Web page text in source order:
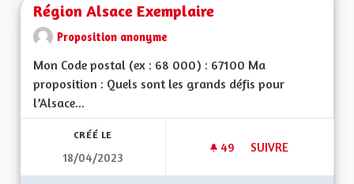
Région Alsace Exemplaire
Proposition anonyme
Mon Code postal (ex : 68 000) : 67100 Ma
proposition : Quels sont les grands défis pour
l’Alsace...
CRÉÉ LE
18/04/2023
49 49 ABONNÉS
SUIVRE